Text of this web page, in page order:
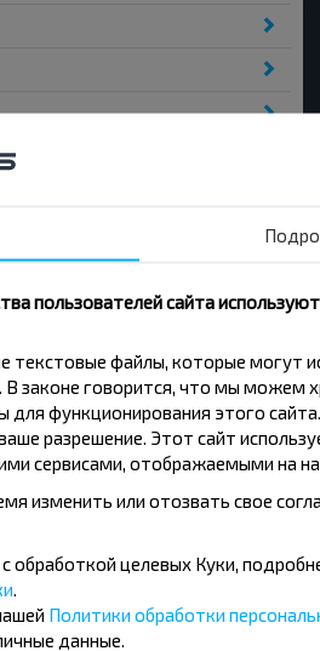
Утро
День
09
+17°C
+24°C
пользователей сайта
текстовые файлы, которые могут
законе говорится, что мы можем
функционирования этого
разрешение. Этот сайт
сервисами, отображаемыми на
изменить или отозвать свое
с обработкой целевых Куки,
Политики обработки
данные.